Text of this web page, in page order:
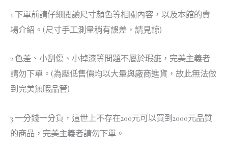
1.下單前請仔細閱讀尺寸顏色等相關內容，以及本館的賣
場介紹。(尺寸手工測量稍有誤差，請見諒)
2.色差、小刮傷、小掉漆等問題不屬於瑕疵，完美主義者
請勿下單。(為壓低售價均以大量與廠商進貨，故此無法做
到完美無暇品管)
3.一分錢一分貨，這世上不存在200元可以買到2000元品質
的商品，完美主義者請勿下單。